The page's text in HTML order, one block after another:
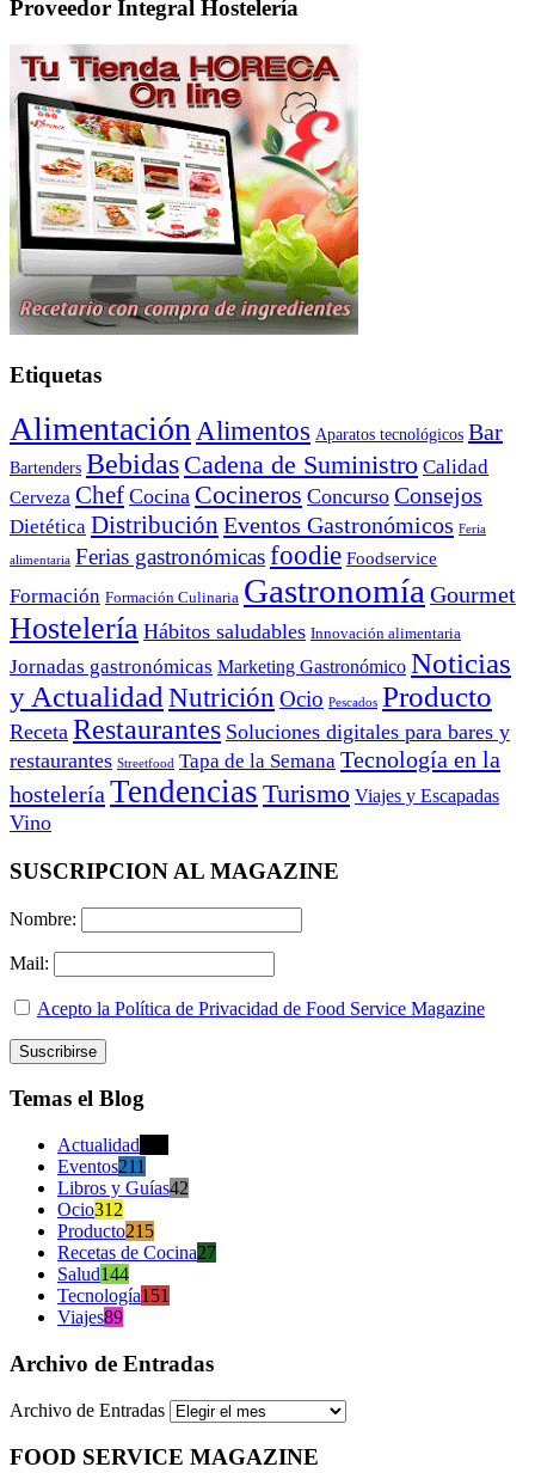
Proveedor Integral Hostelería
Etiquetas
AlimentaciónAlimentos Aparatos tecnológicos Bar
Bartenders Bebidas Cadena de Suministro Calidad
Cerveza Chef Cocina Cocineros Concurso Consejos
Dietética Distribución Eventos Gastronómicos Feria
alimentaria Ferias gastronómicasfoodie Foodservice
Formación Formación Culinaria Gastronomía Gourmet
Hostelería Hábitos saludables Innovación alimentaria
Jornadas gastronómicas Marketing Gastronómico Noticias
y Actualidad Nutrición Ocio Pescados Producto
Receta Restaurantes Soluciones digitales para bares y
restaurantes Streetfood Tapa de la Semana Tecnología en la
hostelería Tendencias Turismo Viajes y Escapadas
Vino
SUSCRIPCION AL MAGAZINE
Nombre:
Mail:
Acepto la Política de Privacidad de Food Service Magazine
Temas el Blog
Actualidad
Eventos211
Libros y Guías42
Ocio312
Producto215
Recetas de Cocina27
Salud144
Tecnología151
Viajes89
Archivo de Entradas
Archivo de Entradas
FOOD SERVICE MAGAZINE